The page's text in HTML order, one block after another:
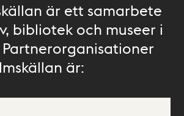
är ett samarbete
bibliotek och museer i
är: